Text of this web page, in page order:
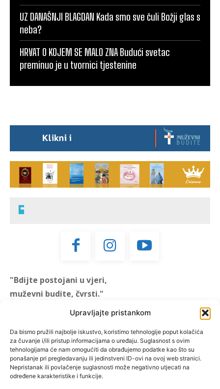
Upravljajte pristankom
Da bismo pružili najbolje iskustvo, koristimo tehnologije poput kolačića
za čuvanje i/ili pristup informacijama o uređaju. Suglasnost s ovim
tehnologijama će nam omogućiti da obrađujemo podatke kao što su
ponašanje pri pregledavanju ili jedinstveni ID-ovi na ovoj web stranici.
Nepristanak ili povlačenje suglasnosti može negativno utjecati na
određene karakteristike i funkcije.
UZ DANAŠNJI BLAGDAN Kada smo sve čuli Božji glas s
neba?
HRVAT O KOJEM SE MALO ZNA Budući svetac
preminuo je u tvornici tjestenine
"Bdijte postojani u vjeri,
muževni budite, čvrsti."
"Muževni budite" prvi je
hrvatski portal za katoličke
muškarce koji pokušava
reafirmirati u današnje
vrijeme itekako narušen